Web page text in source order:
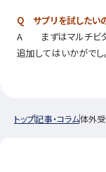
Q サプリを試したい
A まずはマルチビタ
追加してはいかがでし
トップ記事・コラム体外受